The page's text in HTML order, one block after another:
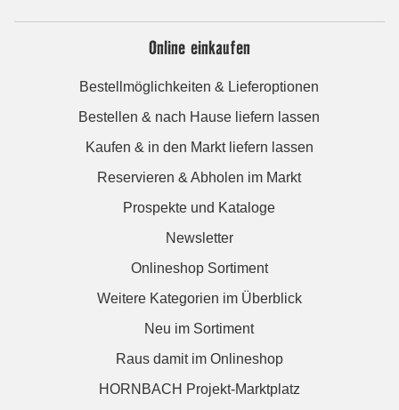
Online einkaufen
Bestellmöglichkeiten & Lieferoptionen
Bestellen & nach Hause liefern lassen
Kaufen & in den Markt liefern lassen
Reservieren & Abholen im Markt
Prospekte und Kataloge
Newsletter
Onlineshop Sortiment
Weitere Kategorien im Überblick
Neu im Sortiment
Raus damit im Onlineshop
HORNBACH Projekt-Marktplatz